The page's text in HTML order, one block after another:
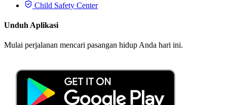
Child Safety Center
Unduh Aplikasi
Mulai perjalanan mencari pasangan hidup Anda hari ini.